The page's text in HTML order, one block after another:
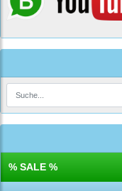
% SALE %